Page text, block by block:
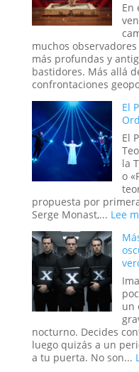
En
muchos
más profundas y
bastidores. Más allá
confrontaciones
El
El
la
o
propuesta por
Serge Monast,... Lee
un
nocturno. Decides
luego quizás a un
a tu puerta. No son...